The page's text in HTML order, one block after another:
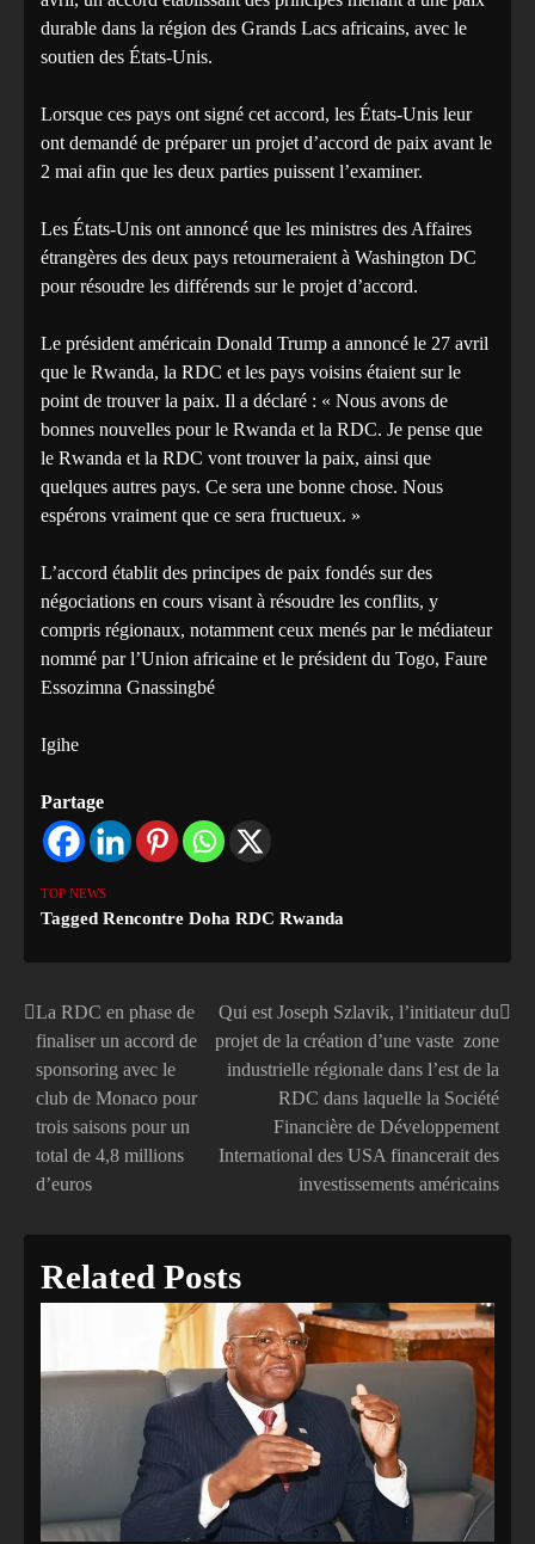
durable dans la région des Grands Lacs africains, avec le
soutien des États-Unis.
Lorsque ces pays ont signé cet accord, les États-Unis leur
ont demandé de préparer un projet d’accord de paix avant le
2 mai afin que les deux parties puissent l’examiner.
Les États-Unis ont annoncé que les ministres des Affaires
étrangères des deux pays retourneraient à Washington DC
pour résoudre les différends sur le projet d’accord.
Le président américain Donald Trump a annoncé le 27 avril
que le Rwanda, la RDC et les pays voisins étaient sur le
point de trouver la paix. Il a déclaré : « Nous avons de
bonnes nouvelles pour le Rwanda et la RDC. Je pense que
le Rwanda et la RDC vont trouver la paix, ainsi que
quelques autres pays. Ce sera une bonne chose. Nous
espérons vraiment que ce sera fructueux. »
L’accord établit des principes de paix fondés sur des
négociations en cours visant à résoudre les conflits, y
compris régionaux, notamment ceux menés par le médiateur
nommé par l’Union africaine et le président du Togo, Faure
Essozimna Gnassingbé
Igihe
Partage
TOP NEWS
Tagged Rencontre Doha RDC Rwanda
Navigation
de
l’article
La RDC en phase de
finaliser un accord de
sponsoring avec le
club de Monaco pour
trois saisons pour un
total de 4,8 millions
d’euros
Qui est Joseph Szlavik, l’initiateur du
projet de la création d’une vaste zone
industrielle régionale dans l’est de la
RDC dans laquelle la Société
Financière de Développement
International des USA financerait des
investissements américains
Related Posts